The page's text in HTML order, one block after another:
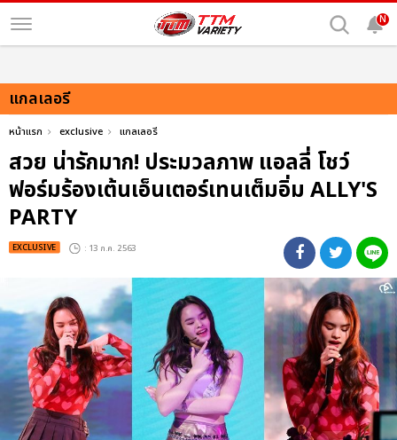
N
แกลเลอรี
หน้าแรก exclusive แกลเลอรี
สวย น่ารักมาก! ประมวลภาพ แอลลี่ โชว์
ฟอร์มร้องเต้นเอ็นเตอร์เทนเต็มอิ่ม ALLY'S
PARTY
EXCLUSIVE : 13 ก.ค. 2563